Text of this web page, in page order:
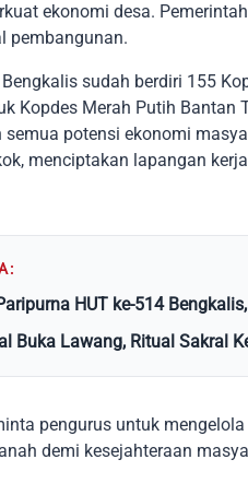
ekonomi desa.
pembangunan.
sudah berdiri 155
Kopdes Merah Putih
semua potensi ekonomi
menciptakan lapangan
HUT ke-514
Buka Lawang, Ritual Sakral
pengurus untuk
demi kesejahteraan